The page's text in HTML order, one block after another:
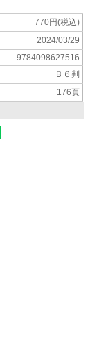
770円(税込)
2024/03/29
9784098627516
Ｂ６判
176頁